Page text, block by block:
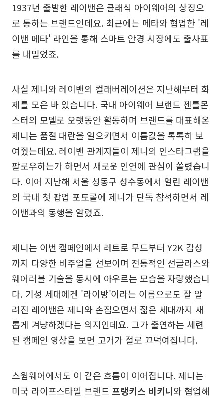
1937년 출발한 레이밴은 클래식 아이웨어의 상징으
로 통하는 브랜드인데요. 최근에는 메타와 협업한 '레
이밴 메타' 라인을 통해 스마트 안경 시장에도 출사표
를 내밀었죠.
사실 제니와 레이밴의 컬래버레이션은 지난해부터 화
제를 모은 바 있습니다. 국내 아이웨어 브랜드 젠틀몬
스터의 모델로 오랫동안 활동하며 브랜드를 대표해온
제니는 품절 대란을 일으키면서 이름값을 톡톡히 보
여줬는데요. 레이밴 관계자들이 제니의 인스타그램을
팔로우하는가 하면서 새로운 인연에 관심이 쏠렸습니
다. 이어 지난해 서울 성동구 성수동에서 열린 레이밴
의 국내 첫 팝업 포토콜에 제니가 단독 참석하면서 레
이밴과의 동행을 알렸죠.
제니는 이번 캠페인에서 레트로 무드부터 Y2K 감성
까지 다양한 비주얼을 선보이며 전통적인 선글라스와
웨어러블 기술을 동시에 아우르는 모습을 자랑했습니
다. 기성 세대에겐 '라이방'이라는 이름으로도 잘 알
려진 레이밴은 제니와 손잡으면서 젊은 세대까지 새
롭게 겨냥하겠다는 의지인데요. 그가 출연하는 세련
된 캠페인 영상을 보면 고개가 절로 끄덕여집니다.
스윔웨어에서도 이 같은 흐름이 이어집니다. 제니는
미국 라이프스타일 브랜드 프랭키스 비키니와 협업해